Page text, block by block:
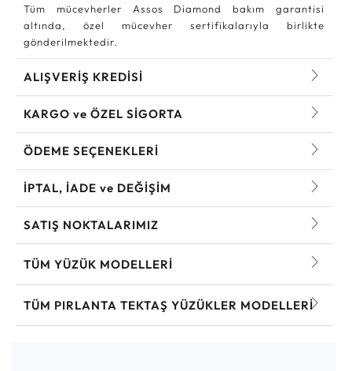
Tüm mücevherler Assos Diamond bakım garantisi
altında, özel mücevher sertifikalarıyla birlikte
gönderilmektedir.
ALIŞVERİŞ KREDİSİ
KARGO ve ÖZEL SİGORTA
ÖDEME SEÇENEKLERİ
İPTAL, İADE ve DEĞİŞİM
SATIŞ NOKTALARIMIZ
TÜM YÜZÜK MODELLERI
TÜM PIRLANTA TEKTAŞ YÜZÜKLER MODELLERI